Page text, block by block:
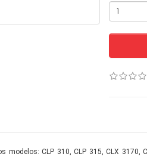
CLP 310, CLP 315, CLX 3170,